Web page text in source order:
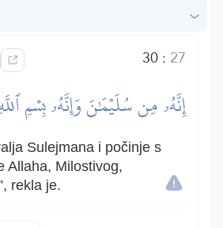
30: 27
إِنَّهُۥ مِن سُلَيۡمَٰنَ وَإِنَّهُۥ بِسۡمِ
Sulejmana i počinje s
Allaha, Milostivog,
rekla je.